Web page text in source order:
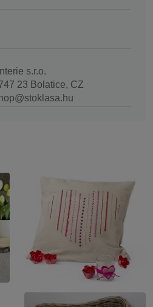
s.r.o.
23 Bolatice, CZ